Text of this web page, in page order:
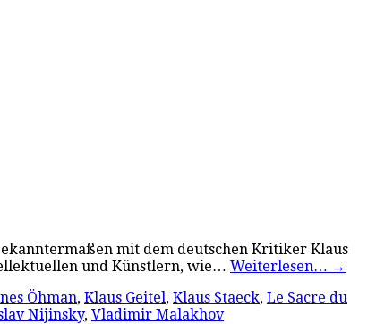
mit dem deutschen Kritiker Klaus
und Künstlern, wie… Weiterlesen… →
Öhman, Klaus Geitel, Klaus Staeck, Le Sacre du
Nijinsky, Vladimir Malakhov